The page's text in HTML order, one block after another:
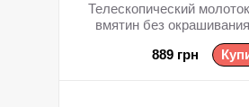
Телескопический
вмятин без
889 грн